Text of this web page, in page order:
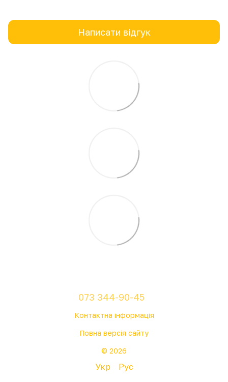
Написати відгук
073 344-90-45
Контактна інформація
Повна версія сайту
© 2026
Укр Рус